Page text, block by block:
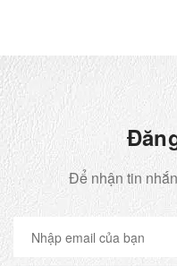
Để nhận tin